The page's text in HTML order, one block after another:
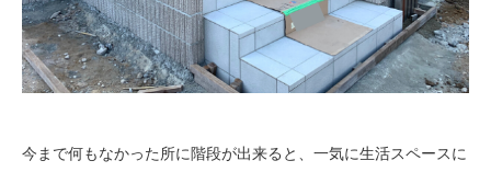
今まで何もなかった所に階段が出来ると、一気に生活スペースに